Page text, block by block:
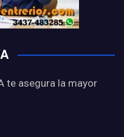
te asegura la mayor